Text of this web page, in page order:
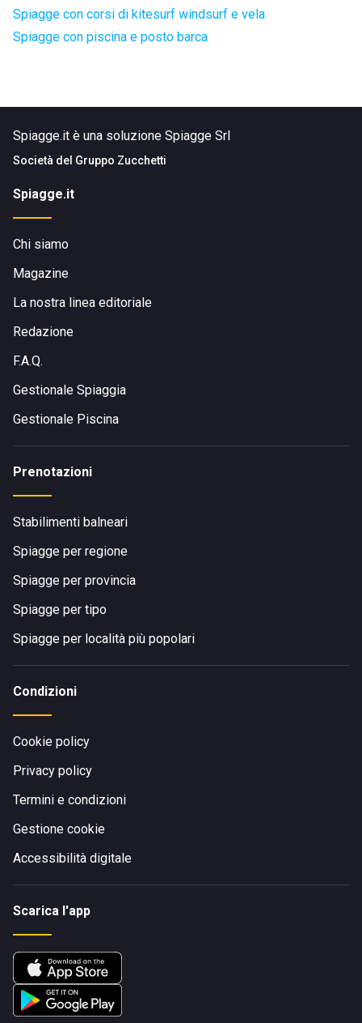
Spiagge con corsi di kitesurf windsurf e vela
Spiagge con piscina e posto barca
Spiagge.it è una soluzione Spiagge Srl
Società del Gruppo Zucchetti
Spiagge.it
Chi siamo
Magazine
La nostra linea editoriale
Redazione
F.A.Q.
Gestionale Spiaggia
Gestionale Piscina
Prenotazioni
Stabilimenti balneari
Spiagge per regione
Spiagge per provincia
Spiagge per tipo
Spiagge per località più popolari
Condizioni
Cookie policy
Privacy policy
Termini e condizioni
Gestione cookie
Accessibilità digitale
Scarica l'app